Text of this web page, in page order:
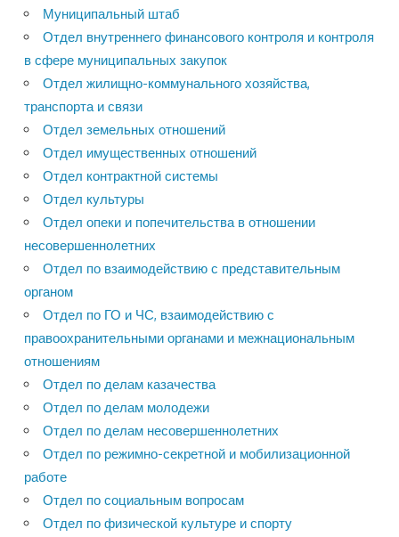
Муниципальный штаб
Отдел внутреннего финансового контроля и контроля
в сфере муниципальных закупок
Отдел жилищно-коммунального хозяйства,
транспорта и связи
Отдел земельных отношений
Отдел имущественных отношений
Отдел контрактной системы
Отдел культуры
Отдел опеки и попечительства в отношении
несовершеннолетних
Отдел по взаимодействию с представительным
органом
Отдел по ГО и ЧС, взаимодействию с
правоохранительными органами и межнациональным
отношениям
Отдел по делам казачества
Отдел по делам молодежи
Отдел по делам несовершеннолетних
Отдел по режимно-секретной и мобилизационной
работе
Отдел по социальным вопросам
Отдел по физической культуре и спорту